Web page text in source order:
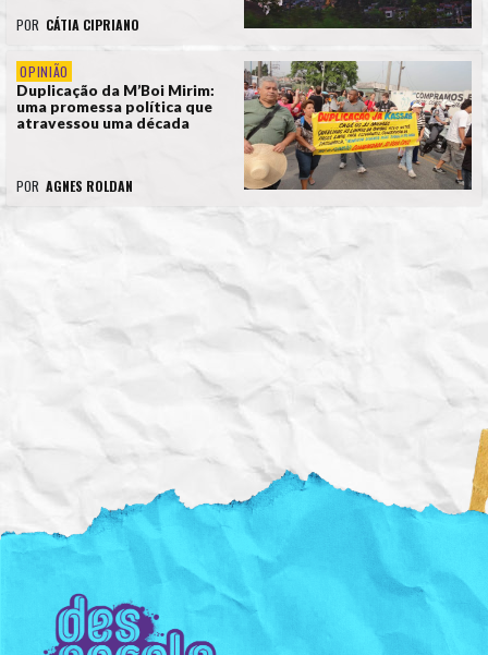
POR CÁTIA CIPRIANO
OPINIÃO
Duplicação da M’Boi Mirim:
uma promessa política que
atravessou uma década
POR AGNES ROLDAN